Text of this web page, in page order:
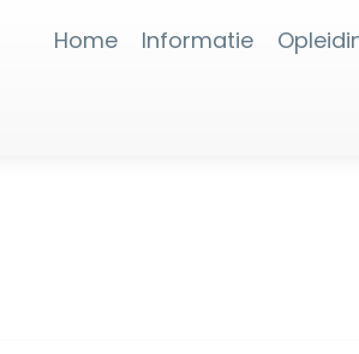
Home Informatie